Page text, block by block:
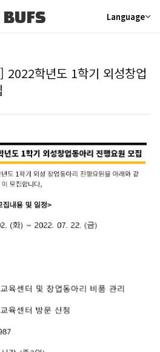
BUFS Language
2022학년도 1학기 외성창업